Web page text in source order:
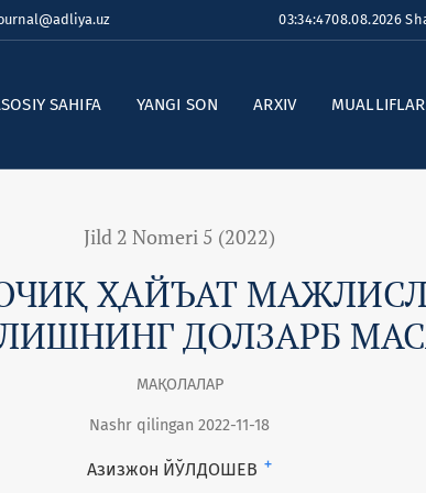
03:34:4808.08.2026
SAHIFA YANGI SON ARXIV
Jild 2 Nomeri 5 (2022)
ҲАЙЪАТ
ДОЛЗАРБ
МАҚОЛАЛАР
Nashr qilingan 2022-11-18
Азизжон ЙЎЛДОШЕВ +